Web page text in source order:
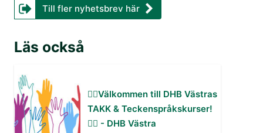
Till fler nyhetsbrev här
Läs också
✋🏻Välkommen till DHB Västras
TAKK & Teckenspråkskurser!
✋🏻 - DHB Västra